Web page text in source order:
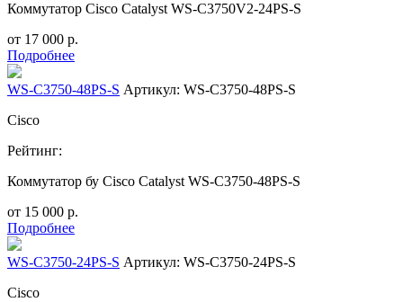
Коммутатор Cisco Catalyst WS-C3750V2-24PS-S
от 17 000 р.
Подробнее
WS-C3750-48PS-S Артикул: WS-C3750-48PS-S
Cisco
Рейтинг:
Коммутатор бу Cisco Catalyst WS-C3750-48PS-S
от 15 000 р.
Подробнее
WS-C3750-24PS-S Артикул: WS-C3750-24PS-S
Cisco